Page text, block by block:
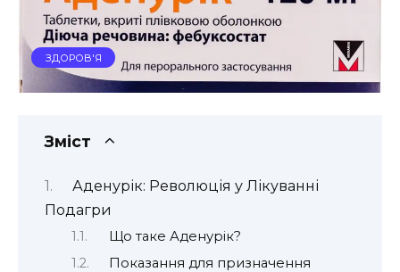
ЗДОРОВ'Я
Зміст
Аденурік: Революція у Лікуванні
Подагри
Що таке Аденурік?
Показання для призначення